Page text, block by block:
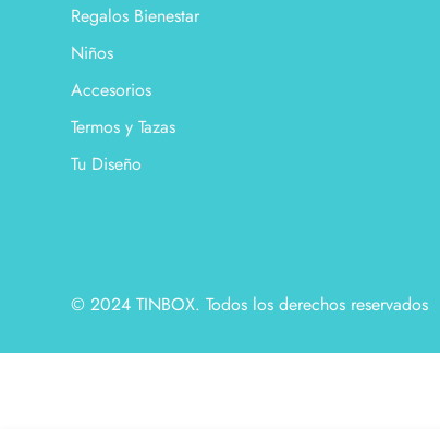
Regalos Bienestar
Niños
Accesorios
Termos y Tazas
Tu Diseño
© 2024 TINBOX. Todos los derechos reservados